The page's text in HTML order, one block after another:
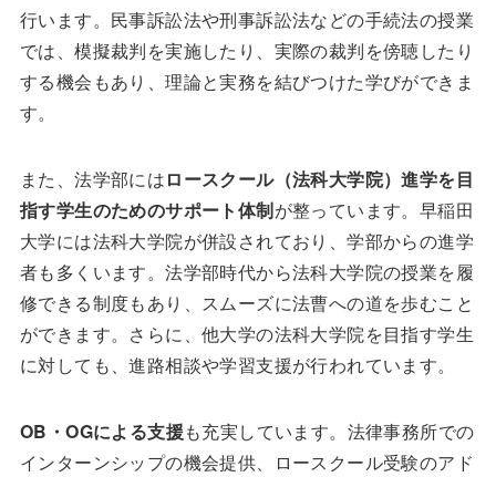
行います。民事訴訟法や刑事訴訟法などの手続法の授業
では、模擬裁判を実施したり、実際の裁判を傍聴したり
する機会もあり、理論と実務を結びつけた学びができま
す。
また、法学部にはロースクール（法科大学院）進学を目
指す学生のためのサポート体制が整っています。早稲田
大学には法科大学院が併設されており、学部からの進学
者も多くいます。法学部時代から法科大学院の授業を履
修できる制度もあり、スムーズに法曹への道を歩むこと
ができます。さらに、他大学の法科大学院を目指す学生
に対しても、進路相談や学習支援が行われています。
OB・OGによる支援も充実しています。法律事務所での
インターンシップの機会提供、ロースクール受験のアド